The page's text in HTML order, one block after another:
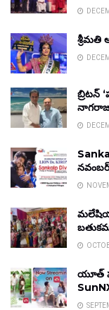
శ్రీమతి
బ్రిటన్
యూత్